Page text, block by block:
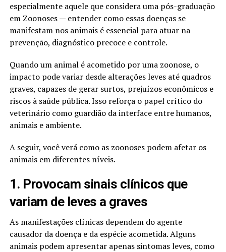
especialmente aquele que considera uma pós-graduação
em Zoonoses — entender como essas doenças se
manifestam nos animais é essencial para atuar na
prevenção, diagnóstico precoce e controle.
Quando um animal é acometido por uma zoonose, o
impacto pode variar desde alterações leves até quadros
graves, capazes de gerar surtos, prejuízos econômicos e
riscos à saúde pública. Isso reforça o papel crítico do
veterinário como guardião da interface entre humanos,
animais e ambiente.
A seguir, você verá como as zoonoses podem afetar os
animais em diferentes níveis.
1. Provocam sinais clínicos que
variam de leves a graves
As manifestações clínicas dependem do agente
causador da doença e da espécie acometida. Alguns
animais podem apresentar apenas sintomas leves, como